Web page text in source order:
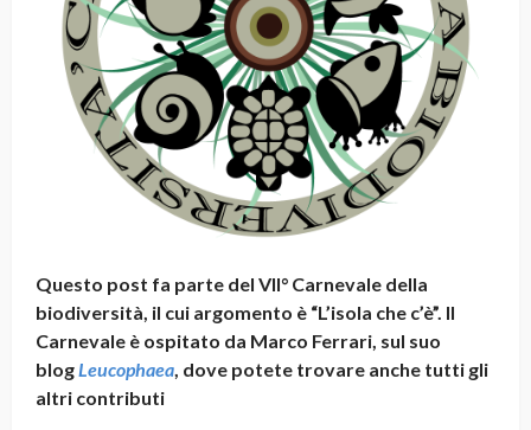
Questo post fa parte del VII° Carnevale della
biodiversità, il cui argomento è “L’isola che c’è”. Il
Carnevale è ospitato da Marco Ferrari, sul suo
blogLeucophaea, dove potete trovare anche tutti gli
altri contributi